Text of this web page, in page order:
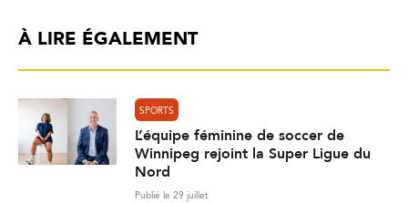
À LIRE ÉGALEMENT
SPORTS
L’équipe féminine de soccer de
Winnipeg rejoint la Super Ligue du
Nord
Publié le 29 juillet